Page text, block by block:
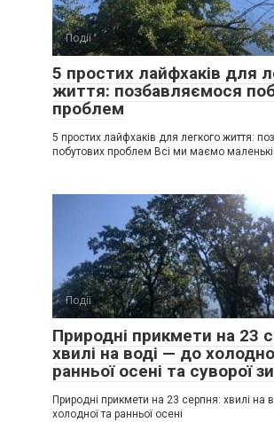
Події
5 простих лайфхаків для
життя: позбавляємося
проблем
5 простих лайфхаків для легкого життя:
побутових проблем Всі ми маємо маленькі
Події
Природні прикмети на 23
хвилі на воді — до
ранньої осені та суворої
Природні прикмети на 23 серпня: хвилі на
холодної та ранньої осені